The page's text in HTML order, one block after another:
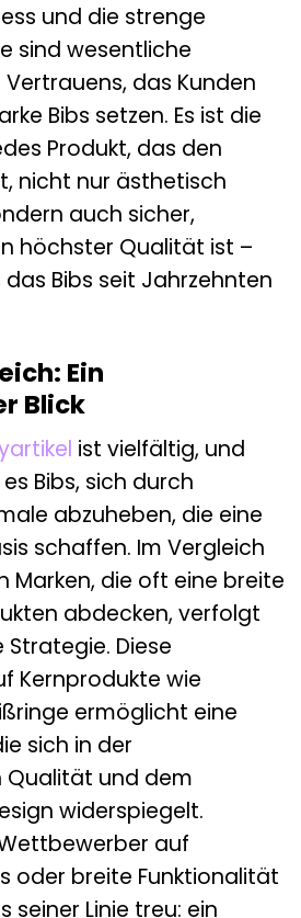
und die strenge
sind wesentliche
das Kunden
Bibs setzen. Es ist die
Produkt, das den
nicht nur ästhetisch
auch sicher,
höchster Qualität ist –
Bibs seit Jahrzehnten
Ein
Blick
ist vielfältig, und
Bibs, sich durch
abzuheben, die eine
schaffen. Im Vergleich
Marken, die oft eine breite
abdecken, verfolgt
Strategie. Diese
Kernprodukte wie
ermöglicht eine
sich in der
und dem
widerspiegelt.
auf
oder breite Funktionalität
seiner Linie treu: ein